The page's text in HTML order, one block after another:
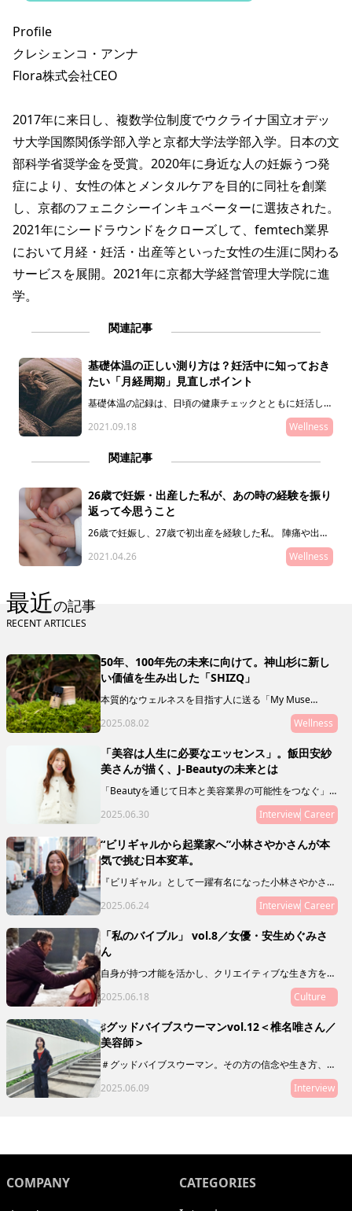
Profile
クレシェンコ・アンナ
Flora株式会社CEO
2017年に来日し、複数学位制度でウクライナ国立オデッ
サ大学国際関係学部入学と京都大学法学部入学。日本の文
部科学省奨学金を受賞。2020年に身近な人の妊娠うつ発
症により、女性の体とメンタルケアを目的に同社を創業
し、京都のフェニクシーインキュベーターに選抜された。
2021年にシードラウンドをクローズして、femtech業界
において月経・妊活・出産等といった女性の生涯に関わる
サービスを展開。2021年に京都大学経営管理大学院に進
学。
関連記事
基礎体温の正しい測り方は？妊活中に知っておき
たい「月経周期」見直しポイント
基礎体温の記録は、日頃の健康チェックとともに妊活して
いる女性が自分の排卵日を知るための手段です。コロナ禍
で毎日検温されている方も多いと思いますが、この機会に
低温期・高温期の状態について見直してはいかがでしょう
か。 このコラムでは、正しい基礎体温の測り方、そして
基礎体温から見る月経周期の特徴について解説していきま
2021.09.18 Wellness
関連記事
26歳で妊娠・出産した私が、あの時の経験を振り
返って今思うこと
26歳で妊娠し、27歳で初出産を経験した私。 陣痛や出産
の大きな痛みを伴いつつも、27年間生きてきた中で、最
も幸せを感じた特別な瞬間でした。 今回は14年前に子ど
もを産んで思ったことや感じたこと、そして14年経った
2021.04.26 Wellness
最近の記事
RECENT ARTICLES
50年、100年先の未来に向けて。神山杉に新し
い価値を生み出した「SHIZQ」
本質的なウェルネスを目指す人に送る「My Muse
Selection」。最終回を飾るのは、徳島県の神山を拠点
に活動する「SHIZQ（しずく）」。山や川を守るために
「木を使う」というコンセプトのもと、器やアロマを製
作・販売しています。 「質がいいもの」の奥に潜むリ
レーションシップ（関連性やつながり）に目を向けるこ
とで、50年後の私たちの未来に繋げていきましょう。
2025.08.02 Wellness
「美容は人生に必要なエッセンス」。飯田安紗
美さんが描く、J-Beautyの未来とは
「Beautyを通じて日本と美容業界の可能性をつなぐ」
ことをミッションとし、新規事業やマガジン、複業支援
などを通じて、J Beautyを世界へ拡げる活動をリードし
ている飯田 安紗美さんにインタビュー。日本の美容業
界の可能性とは？ その未来とは？ 飯田さんの人生経
験ならではの想いを語ってもらいました。
2025.06.30 Interview Career
“ビリギャルから起業家へ”小林さやかさんが本
気で挑む日本変革。
『ビリギャル』として一躍有名になった小林さやかさ
ん。偏差値30から慶應合格というサクセスストーリーの
主人公でありながら、彼女が伝えたいのは「頑張れば夢
は叶う！」なんていう、単純な話ではありません。教育
や人生について独自のスタンスで発信を続ける小林さん
に、現在の活動や目指しているものを聞いてみました。
2025.06.24 Interview Career
「私のバイブル」 vol.8／女優・安生めぐみさ
ん
自身が持つ才能を活かし、クリエイティブな生き方をし
ている素敵な人に、ミューズたちの指針や道標となり、
My Museの在り方を体現するような映画や本、アート
2025.06.18 Culture
♯グッドバイブスウーマンvol.12＜椎名唯さん／
美容師＞
＃グッドバイブスウーマン。その方の信念や生き方、在
り方がわかるような、「10の質問」をお届けします。本
連載は、グッドバイブスな友人・知人をご紹介していく
リレー形式。第12回目にご登場いただくのは、美容師の
2025.06.09 Interview
COMPANY
CATEGORIES